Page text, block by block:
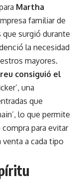
Martha
familiar de
surgió durante
la necesidad
mayores.
consiguió el
una
que
lo que permite
para evitar
venta a cada tipo